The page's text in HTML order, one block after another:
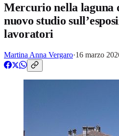
Mercurio nella laguna
nuovo studio
lavoratori
Martina Anna Vergaro·16 marzo